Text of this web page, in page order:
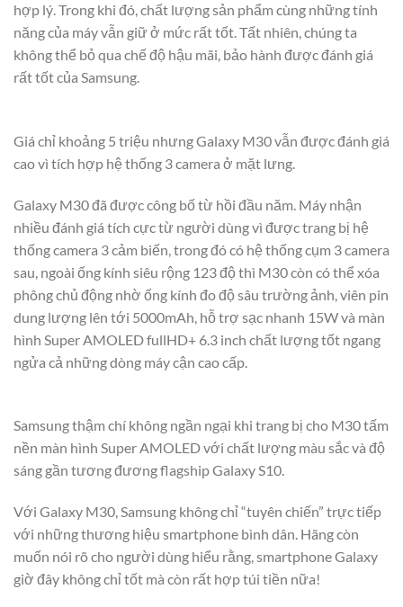
hợp lý. Trong khi đó, chất lượng sản phẩm cùng những tính
năng của máy vẫn giữ ở mức rất tốt. Tất nhiên, chúng ta
không thể bỏ qua chế độ hậu mãi, bảo hành được đánh giá
rất tốt của Samsung.
Giá chỉ khoảng 5 triệu nhưng Galaxy M30 vẫn được đánh giá
cao vì tích hợp hệ thống 3 camera ở mặt lưng.
Galaxy M30 đã được công bố từ hồi đầu năm. Máy nhận
nhiều đánh giá tích cực từ người dùng vì được trang bị hệ
thống camera 3 cảm biến, trong đó có hệ thống cụm 3 camera
sau, ngoài ống kính siêu rộng 123 độ thì M30 còn có thể xóa
phông chủ động nhờ ống kính đo độ sâu trường ảnh, viên pin
dung lượng lên tới 5000mAh, hỗ trợ sạc nhanh 15W và màn
hình Super AMOLED fullHD+ 6.3 inch chất lượng tốt ngang
ngửa cả những dòng máy cận cao cấp.
Samsung thậm chí không ngần ngại khi trang bị cho M30 tấm
nền màn hình Super AMOLED với chất lượng màu sắc và độ
sáng gần tương đương flagship Galaxy S10.
Với Galaxy M30, Samsung không chỉ “tuyên chiến” trực tiếp
với những thương hiệu smartphone bình dân. Hãng còn
muốn nói rõ cho người dùng hiểu rằng, smartphone Galaxy
giờ đây không chỉ tốt mà còn rất hợp túi tiền nữa!